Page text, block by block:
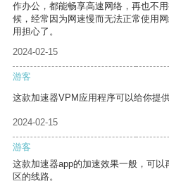
作办公，都能畅享高速网络，再也不
候，经常因为网速慢而无法正常使用
用担心了。
2024-02-15
游客
这款加速器VPM应用程序可以给你提
2024-02-15
游客
这款加速器app的加速效果一般，可
区的线路。